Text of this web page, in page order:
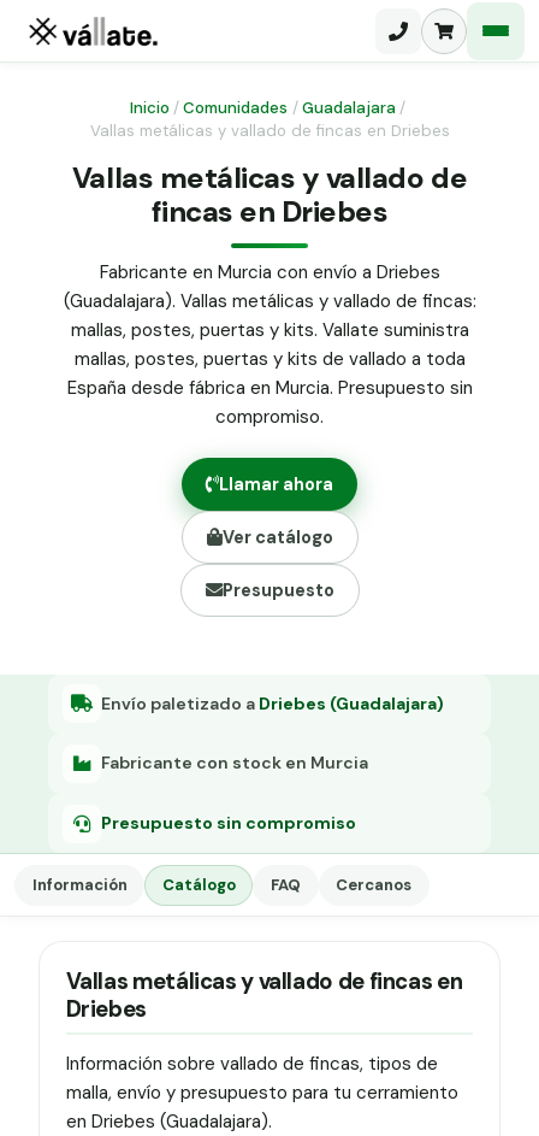
Malla ganadera
Malla simple torsión
Malla triple torsión
Panel malla H.
Puerta abatible dos hojas
Puerta acceso peatonal
Poste malla Hércules
Poste malla simple torsión
Alambre de espino galvanizado
Abrazadera PVC malla H.
Grapa malla H.
Grapadora
Tensor galvanizado
Inicio /Comunidades / Guadalajara /
Vallas metálicas y vallado de fincas en Driebes
Vallas metálicas y vallado de
fincas en Driebes
Fabricante en Murcia con envío a Driebes
(Guadalajara). Vallas metálicas y vallado de fincas:
mallas, postes, puertas y kits. Vallate suministra
mallas, postes, puertas y kits de vallado a toda
España desde fábrica en Murcia. Presupuesto sin
compromiso.
Llamar ahora
Ver catálogo
Presupuesto
Envío paletizado a Driebes (Guadalajara)
Fabricante con stock en Murcia
Presupuesto sin compromiso
Información Catálogo FAQ Cercanos
Vallas metálicas y vallado de fincas en
Driebes
Información sobre vallado de fincas, tipos de
malla, envío y presupuesto para tu cerramiento
en Driebes (Guadalajara).